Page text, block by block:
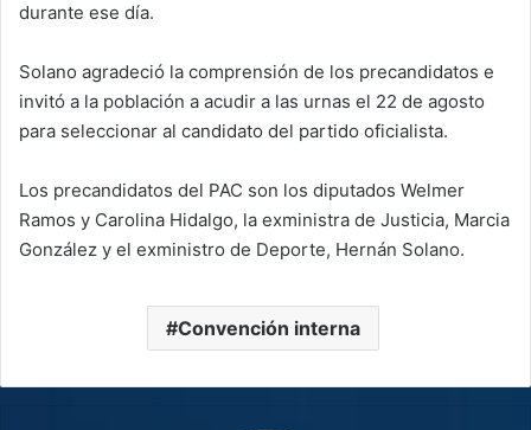
durante ese día.
Solano agradeció la comprensión de los precandidatos e
invitó a la población a acudir a las urnas el 22 de agosto
para seleccionar al candidato del partido oficialista.
Los precandidatos del PAC son los diputados Welmer
Ramos y Carolina Hidalgo, la exministra de Justicia, Marcia
González y el exministro de Deporte, Hernán Solano.
Convención interna